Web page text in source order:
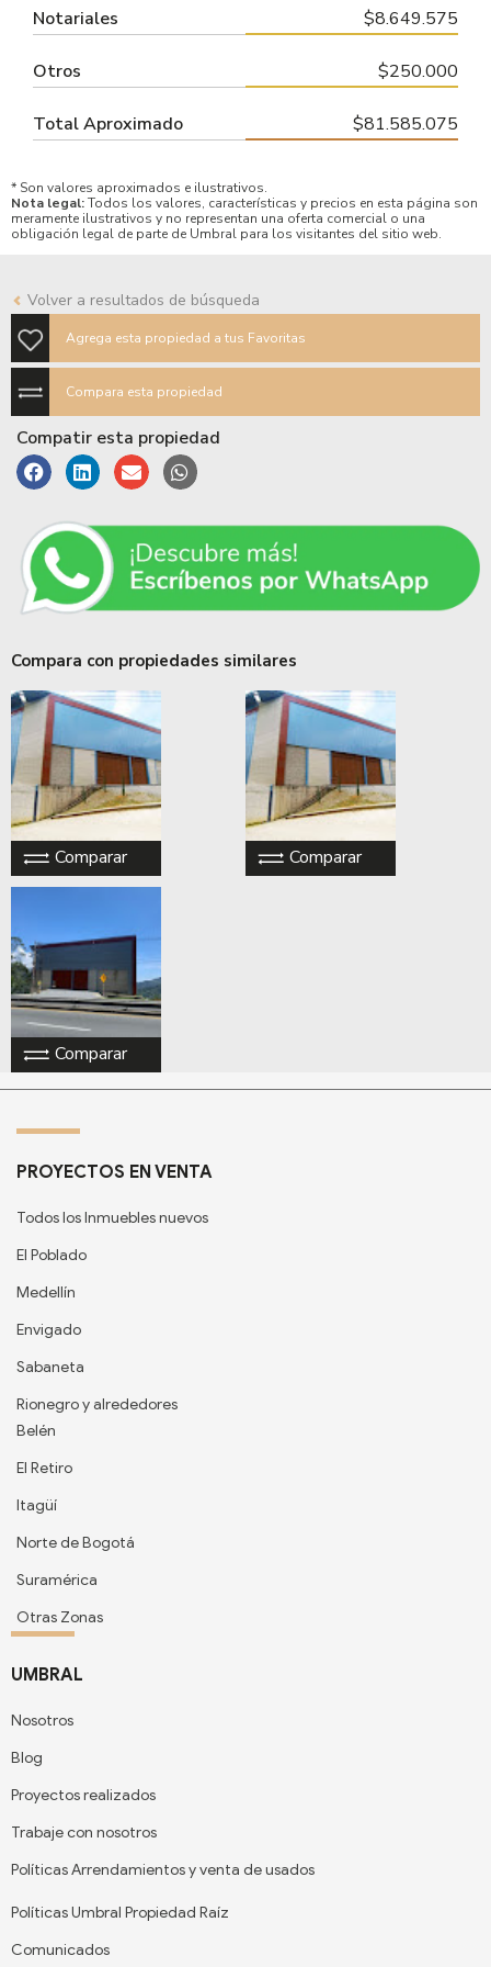
Notariales $8.649.575
Otros $250.000
Total Aproximado $81.585.075
* Son valores aproximados e ilustrativos.
Nota legal:Todos los valores, características y precios en esta página son
meramente ilustrativos y no representan una oferta comercial o una
obligación legal de parte de Umbral para los visitantes del sitio web.
Volver a resultados de búsqueda
Agrega esta propiedad a tus Favoritas
Compara esta propiedad
Compatir esta propiedad
Compara con propiedades similares
Comparar Comparar
Comparar
PROYECTOS EN VENTA
Todos los Inmuebles nuevos
El Poblado
Medellín
Envigado
Sabaneta
Rionegro y alrededores
Belén
El Retiro
Itagüí
Norte de Bogotá
Suramérica
Otras Zonas
UMBRAL
Nosotros
Blog
Proyectos realizados
Trabaje con nosotros
Políticas Arrendamientos y venta de usados
Políticas Umbral Propiedad Raíz
Comunicados